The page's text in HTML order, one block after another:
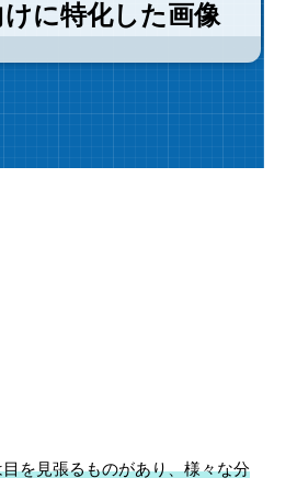
けに特化した画像
を見張るものがあり、様々な分